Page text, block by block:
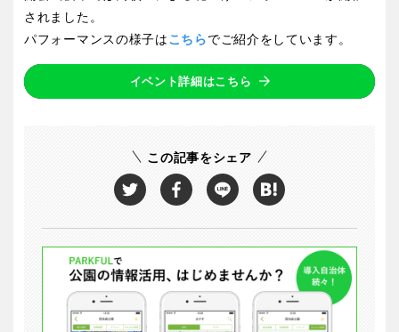
されました。
パフォーマンスの様子はこちらでご紹介をしています。
イベント詳細はこちら
この記事をシェア